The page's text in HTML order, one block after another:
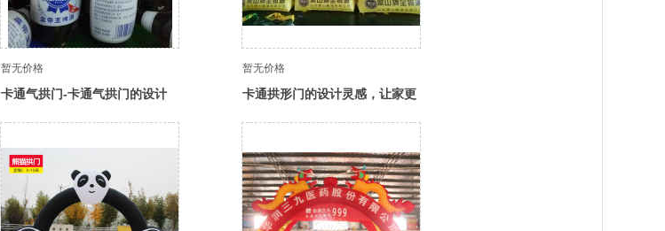
暂无价格
卡通气拱门-卡通气拱门的设计
暂无价格
卡通拱形门的设计灵感，让家更